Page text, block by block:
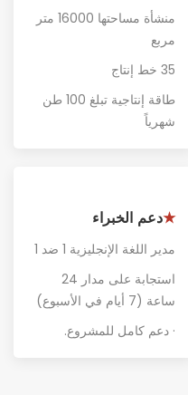
منشأة مساحتها 16000 متر
مربع
35 خط إنتاج
طاقة إنتاجية تبلغ 100 طن
شهرياً
★دعم الخبراء
مدير اللغة الإنجليزية 1 ضد 1
استجابة على مدار 24
ساعة (7 أيام في الأسبوع)
· دعم كامل للمشروع.